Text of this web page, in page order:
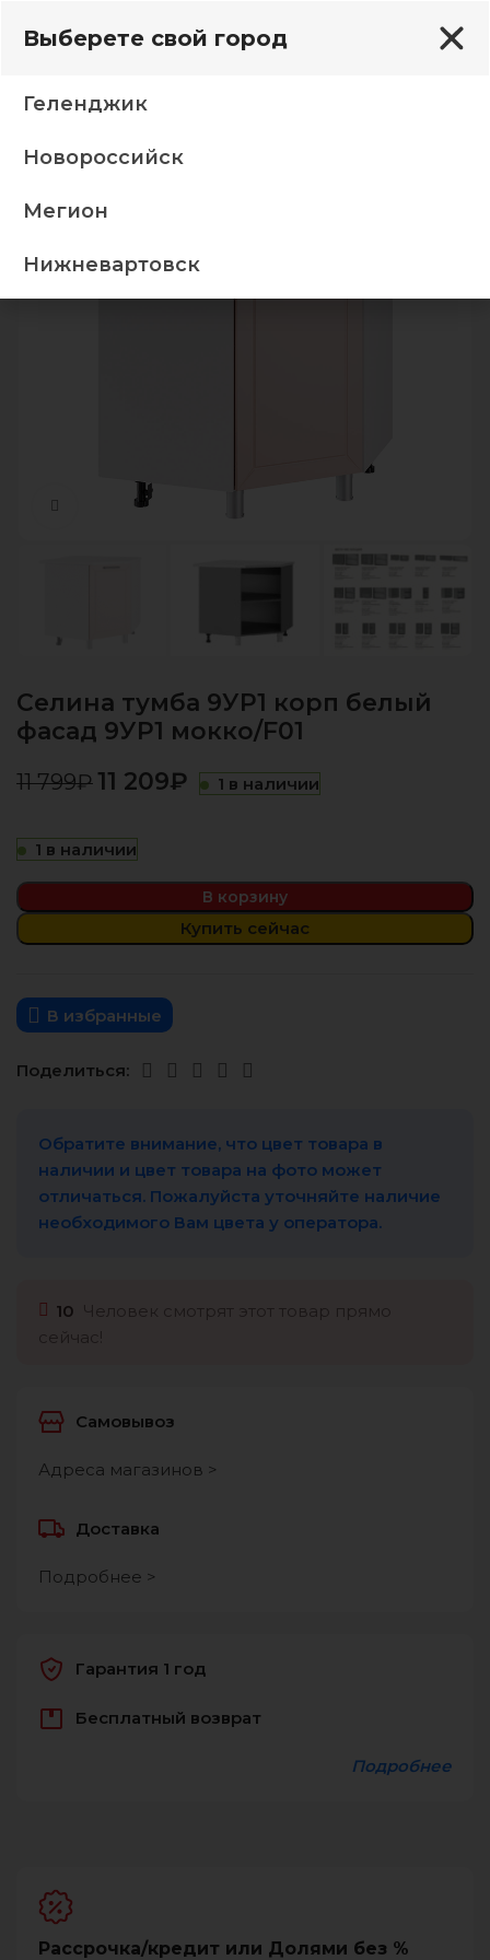
тумба 9УР1 корп белый фасад 9УР1 мокко/F01
Нажмите, чтобы увеличить
Селина тумба 9УР1 корп белый
фасад 9УР1 мокко/F01
11 799₽ 11 209₽ 1 в наличии
1 в наличии
В корзину
Купить сейчас
В избранные
Поделиться:
Обратите внимание, что цвет товара в
наличии и цвет товара на фото может
отличаться. Пожалуйста уточняйте наличие
необходимого Вам цвета у оператора.
10
Самовывоз
Адреса магазинов >
Доставка
Подробнее >
Гарантия 1 год
Бесплатный возврат
Подробнее
Рассрочка/кредит или Долями без %
Выберете свой город
Геленджик
Новороссийск
Мегион
Нижневартовск